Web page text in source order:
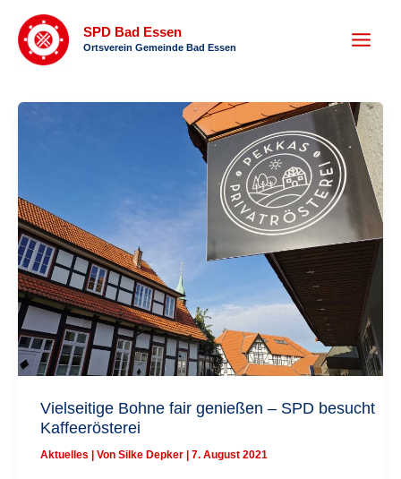
Inhalt
springen
SPD Bad Essen
Ortsverein Gemeinde Bad Essen
Vielseitige Bohne fair genießen – SPD besucht
Kaffeerösterei
Aktuelles | Von Silke Depker 7. August 2021